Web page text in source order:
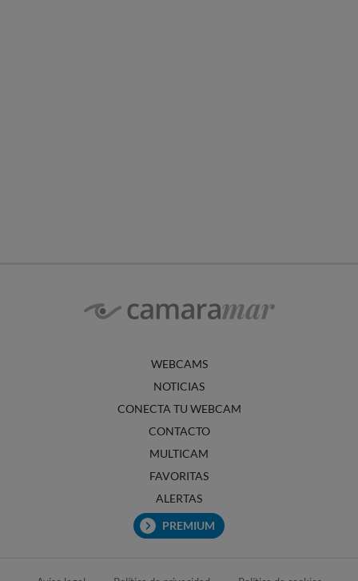
WEBCAMS
NOTICIAS
CONECTA TU WEBCAM
CONTACTO
MULTICAM
FAVORITAS
ALERTAS
PREMIUM